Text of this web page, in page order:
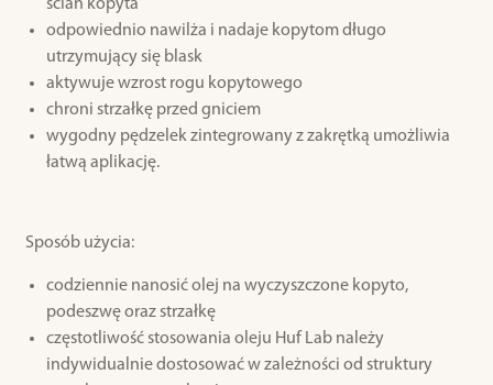
ścian kopyta
odpowiednio nawilża i nadaje kopytom długo
utrzymujący się blask
aktywuje wzrost rogu kopytowego
chroni strzałkę przed gniciem
wygodny pędzelek zintegrowany z zakrętką umożliwia
łatwą aplikację.
Sposób użycia:
codziennie nanosić olej na wyczyszczone kopyto,
podeszwę oraz strzałkę
częstotliwość stosowania oleju Huf Lab należy
indywidualnie dostosować w zależności od struktury